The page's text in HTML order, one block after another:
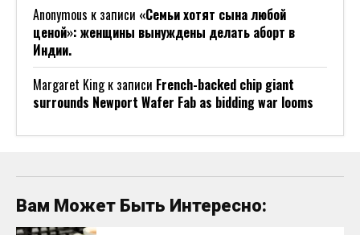
Anonymous к записи «Семьи хотят сына любой
ценой»: женщины вынуждены делать аборт в
Индии.
Margaret Kingк записи French-backed chip giant
surrounds Newport Wafer Fab as bidding war looms
Вам Может Быть Интересно: